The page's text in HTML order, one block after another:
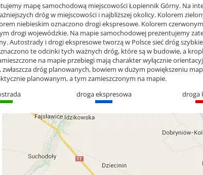
mapę samochodową miejscowości Łopiennik Górny. Na
dróg w miejscowości i najbliższej okolicy. Kolorem
niebieskim oznaczono drogi ekspresowe. Kolorem
drogi wojewódzkie. Na mapie samochodowej prezentujemy
Autostrady i drogi ekspresowe tworzą w Polsce sieć dróg
te odcinki tych ważnych dróg, które są w budowie, a
na mapie przebiegi mają charakter wyłącznie
zwłaszcza dróg planowanych, bowiem w dużym powiększeniu
planowanym, a tym zamieszczonym na mapie.
droga ekspresowa droga